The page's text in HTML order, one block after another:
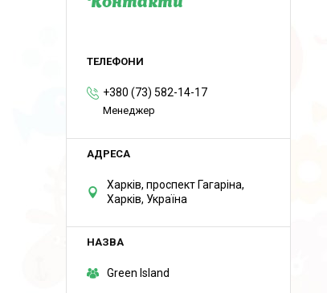
Контакти
+380 (73) 582-14-17
Менеджер
Харків, проспект Гагаріна,
Харків, Україна
Green Island